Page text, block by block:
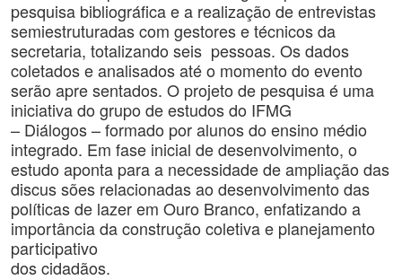
pesquisa bibliográfica e a realização de entrevistas
semiestruturadas com gestores e técnicos da
secretaria, totalizando seis pessoas. Os dados
coletados e analisados até o momento do evento
serão apre sentados. O projeto de pesquisa é uma
iniciativa do grupo de estudos do IFMG
– Diálogos – formado por alunos do ensino médio
integrado. Em fase inicial de desenvolvimento, o
estudo aponta para a necessidade de ampliação das
discus sões relacionadas ao desenvolvimento das
políticas de lazer em Ouro Branco, enfatizando a
importância da construção coletiva e planejamento
participativo
dos cidadãos.